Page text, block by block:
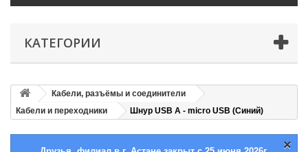
КАТЕГОРИИ
Кабели, разъёмы и соединители
Кабели и переходники
Шнур USB A - micro USB (Синий)
×